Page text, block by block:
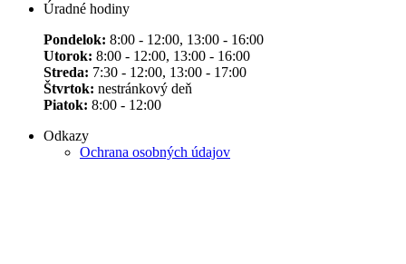
Úradné hodiny
Pondelok: 8:00 - 12:00, 13:00 - 16:00
Utorok: 8:00 - 12:00, 13:00 - 16:00
Streda: 7:30 - 12:00, 13:00 - 17:00
Štvrtok: nestránkový deň
Piatok: 8:00 - 12:00
Odkazy
Ochrana osobných údajov